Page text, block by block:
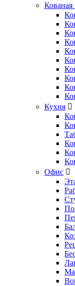
Кованая
Кухня
Офис